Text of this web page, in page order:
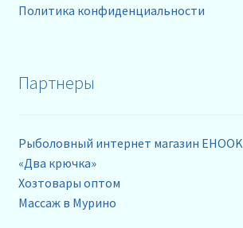
Политика конфиденциальности
Партнеры
Рыболовный интернет магазин EHOOK
«Два крючка»
Хозтовары оптом
Массаж в Мурино